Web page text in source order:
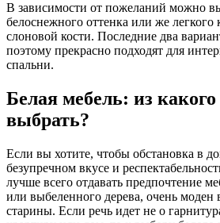
В зависимости от пожеланий можно
белоснежного оттенка или же легкого
слоновой кости. Последние два
поэтому прекрасно подходят для
спальни.
Белая мебель: из
выбрать?
Если вы хотите, чтобы обстановка в
безупречном вкусе и
лучше всего отдавать предпочтение
или выбеленного дерева, очень моден
старины. Если речь идет не о